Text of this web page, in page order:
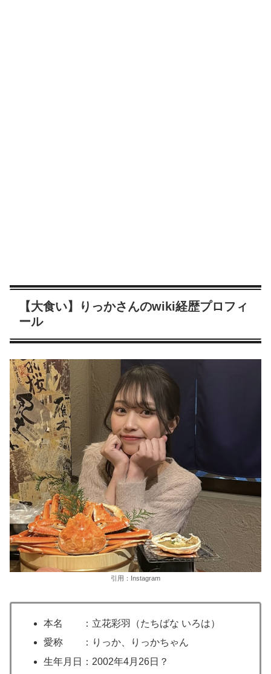
【大食い】りっかさんのwiki経歴プロフィ
ール
引用：Instagram
本名 ：立花彩羽（たちばな いろは）
愛称 ：りっか、りっかちゃん
生年月日：2002年4月26日？